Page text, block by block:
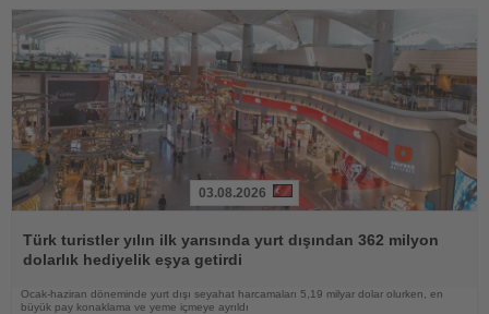
Oku
03.08.2026
Türk turistler yılın ilk yarısında yurt dışından 362 milyon
dolarlık hediyelik eşya getirdi
Ocak-haziran döneminde yurt dışı seyahat harcamaları 5,19 milyar dolar olurken, en
büyük pay konaklama ve yeme içmeye ayrıldı